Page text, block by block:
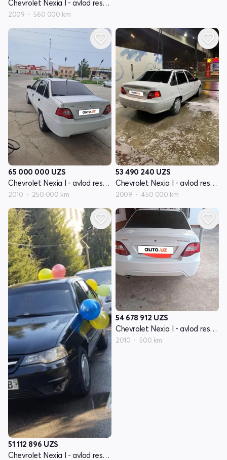
Chevrolet Nexia I - avlod restayling
2009 560 000 km
65 000 000 UZS
Chevrolet Nexia I - avlod restayling
2010 250 000 km
53 490 240 UZS
Chevrolet Nexia I - avlod restayling
2009 450 000 km
51 112 896 UZS
Chevrolet Nexia I - avlod restayling
54 678 912 UZS
Chevrolet Nexia I - avlod restayling
2010 500 km